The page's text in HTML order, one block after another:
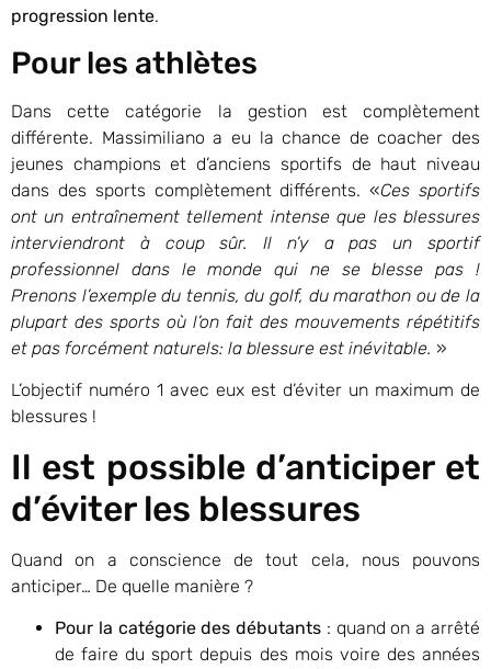
progression lente.
Pour les athlètes
Dans cette catégorie la gestion est complètement
différente. Massimiliano a eu la chance de coacher des
jeunes champions et d’anciens sportifs de haut niveau
dans des sports complètement différents. «Ces sportifs
ont un entraînement tellement intense que les blessures
interviendront à coup sûr. Il n’y a pas un sportif
professionnel dans le monde qui ne se blesse pas !
Prenons l’exemple du tennis, du golf, du marathon ou de la
plupart des sports où l’on fait des mouvements répétitifs
et pas forcément naturels: la blessure est inévitable. »
L’objectif numéro 1 avec eux est d’éviter un maximum de
blessures !
Il est possible d’anticiper et
d’éviter les blessures
Quand on a conscience de tout cela, nous pouvons
anticiper… De quelle manière ?
Pour la catégorie des débutants : quand on a arrêté
de faire du sport depuis des mois voire des années